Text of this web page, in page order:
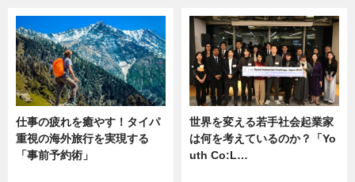
仕事の疲れを癒やす！タイパ
重視の海外旅行を実現する
「事前予約術」
世界を変える若手社会起業家
は何を考えているのか？「Yo
uth Co:L…